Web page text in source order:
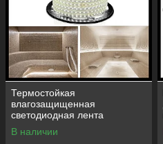
Термостойкая
влагозащищенная
светодиодная лента
NeoNeon для паровых
комнат (нейтральный свет
В наличии